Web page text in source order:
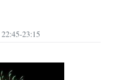
22:45-23:15